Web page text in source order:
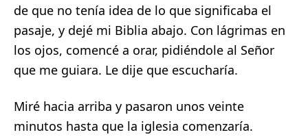
de que no tenía idea de lo que significaba el
pasaje, y dejé mi Biblia abajo. Con lágrimas en
los ojos, comencé a orar, pidiéndole al Señor
que me guiara. Le dije que escucharía.
Miré hacia arriba y pasaron unos veinte
minutos hasta que la iglesia comenzaría.